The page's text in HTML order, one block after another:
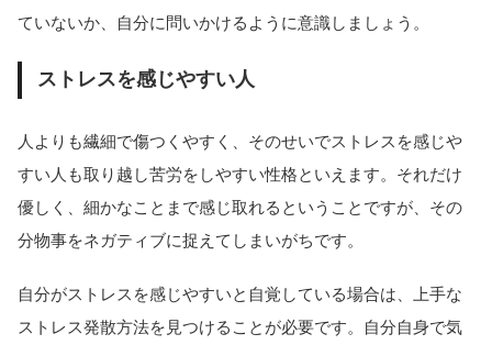
ていないか、自分に問いかけるように意識しましょう。
ストレスを感じやすい人
人よりも繊細で傷つくやすく、そのせいでストレスを感じや
すい人も取り越し苦労をしやすい性格といえます。それだけ
優しく、細かなことまで感じ取れるということですが、その
分物事をネガティブに捉えてしまいがちです。
自分がストレスを感じやすいと自覚している場合は、上手な
ストレス発散方法を見つけることが必要です。自分自身で気